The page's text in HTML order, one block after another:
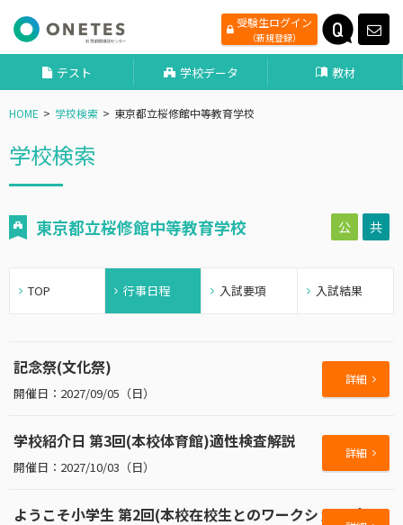
受験生ログイン
（新規登録）
テスト 学校データ 教材
HOME 学校検索 東京都立桜修館中等教育学校
学校検索
東京都立桜修館中等教育学校 公 共
TOP 行事日程 入試要項 入試結果
2027/09/05（日）
記念祭(文化祭)
詳細
2027/10/03（日）
学校紹介日 第3回(本校体育館)適性検査解説
詳細
ようこそ小学生 第2回(本校在校生とのワークショップ)